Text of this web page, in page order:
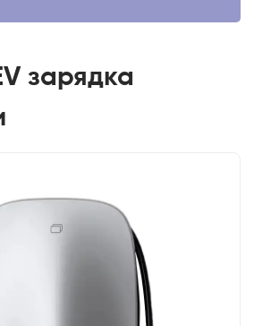
зарядка